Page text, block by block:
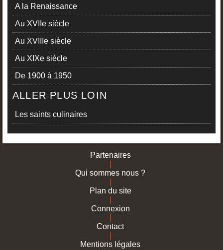
A la Renaissance
Au XVIIe siècle
Au XVIIIe siècle
Au XIXe siècle
De 1900 à 1950
ALLER PLUS LOIN
Les saints culinaires
Partenaires
Qui sommes nous ?
Plan du site
Connexion
Contact
Mentions légales